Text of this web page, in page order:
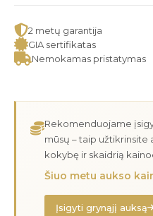
2 metų garantija
GIA sertifikatas
Nemokamas pristatymas
Rekomenduojame
mūsų – taip užtikrinsite
kokybę ir skaidrią
Šiuo metu aukso
Įsigyti grynąjį auksą